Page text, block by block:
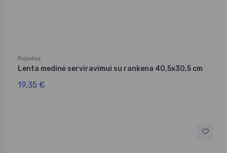
Pujadas
Lenta medinė serviravimui su rankena 40,5x30,5 cm
19,35 €